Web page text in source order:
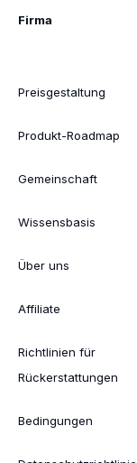
Firma
Preisgestaltung
Produkt-Roadmap
Gemeinschaft
Wissensbasis
Über uns
Affiliate
Richtlinien für
Rückerstattungen
Bedingungen